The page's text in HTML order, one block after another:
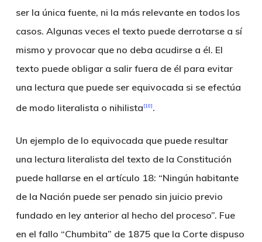
ser la única fuente, ni la más relevante en todos los
casos. Algunas veces el texto puede derrotarse a sí
mismo y provocar que no deba acudirse a él. El
texto puede obligar a salir fuera de él para evitar
una lectura que puede ser equivocada si se efectúa
de modo literalista o nihilista [10] .
Un ejemplo de lo equivocada que puede resultar
una lectura literalista del texto de la Constitución
puede hallarse en el artículo 18: “Ningún habitante
de la Nación puede ser penado sin juicio previo
fundado en ley anterior al hecho del proceso”. Fue
en el fallo “Chumbita” de 1875 que la Corte dispuso